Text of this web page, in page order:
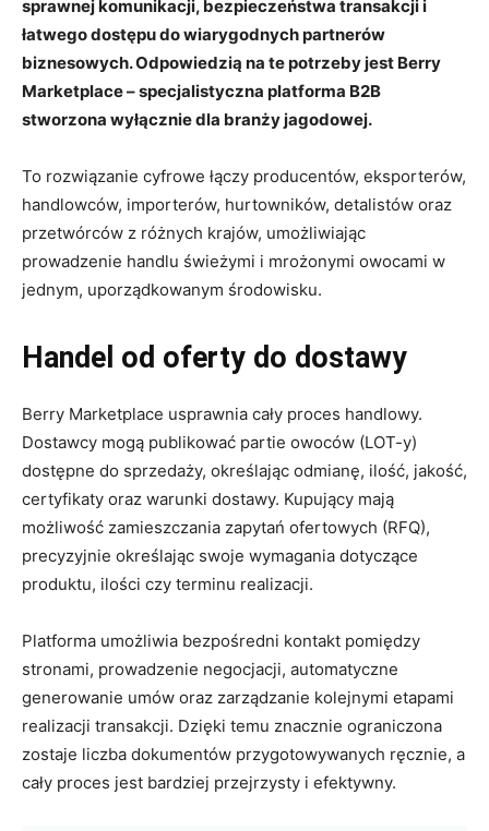
sprawnej komunikacji, bezpieczeństwa transakcji i
łatwego dostępu do wiarygodnych partnerów
biznesowych. Odpowiedzią na te potrzeby jest Berry
Marketplace – specjalistyczna platforma B2B
stworzona wyłącznie dla branży jagodowej.
To rozwiązanie cyfrowe łączy producentów, eksporterów,
handlowców, importerów, hurtowników, detalistów oraz
przetwórców z różnych krajów, umożliwiając
prowadzenie handlu świeżymi i mrożonymi owocami w
jednym, uporządkowanym środowisku.
Handel od oferty do dostawy
Berry Marketplace usprawnia cały proces handlowy.
Dostawcy mogą publikować partie owoców (LOT-y)
dostępne do sprzedaży, określając odmianę, ilość, jakość,
certyfikaty oraz warunki dostawy. Kupujący mają
możliwość zamieszczania zapytań ofertowych (RFQ),
precyzyjnie określając swoje wymagania dotyczące
produktu, ilości czy terminu realizacji.
Platforma umożliwia bezpośredni kontakt pomiędzy
stronami, prowadzenie negocjacji, automatyczne
generowanie umów oraz zarządzanie kolejnymi etapami
realizacji transakcji. Dzięki temu znacznie ograniczona
zostaje liczba dokumentów przygotowywanych ręcznie, a
cały proces jest bardziej przejrzysty i efektywny.